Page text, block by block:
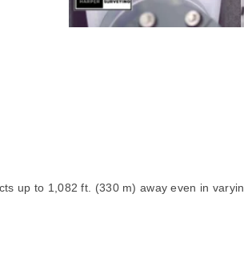
up to 1,082 ft. (330 m) away even in